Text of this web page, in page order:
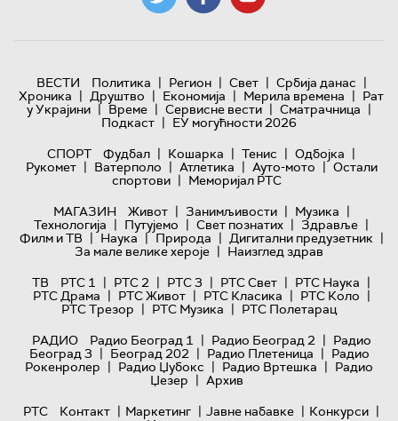
ВЕСТИ Политика | Регион | Свет | Србија данас |
Хроника | Друштво | Економија | Мерила времена | Рат
у Украјини | Време | Сервисне вести | Сматрачница |
Подкаст | ЕУ могућности 2026
СПОРТ
Фудбал | Кошарка | Тенис | Одбојка |
Рукомет | Ватерполо | Атлетика | Ауто-мото | Остали
спортови | Меморијал РТС
МАГАЗИН
Живот | Занимљивости | Музика |
Технологијa | Путујемо | Свет познатих | Здравље |
Филм и ТВ | Наука | Природа | Дигитални предузетник |
За мале велике хероје | Наизглед здрав
ТВ
РТС 1 | РТС 2 | РТС 3 | РТС Свет | РТС Наука |
РТС Драма | РТС Живот | РТС Класика | РТС Коло |
РТС Трезор | РТС Музика | РТС Полетарац
РАДИО
Радио Београд 1 | Радио Београд 2 | Радио
Београд 3 | Београд 202 | Радио Плетеница | Радио
Рокенролер | Радио Џубокс | Радио Вртешка | Радио
Џезер | Архив
РТС
Контакт | Маркетинг | Јавне набавке | Конкурси |